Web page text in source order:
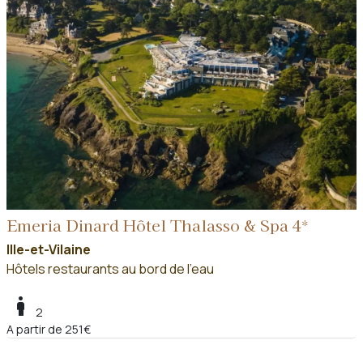
Emeria Dinard Hôtel Thalasso & Spa 4*
Ille-et-Vilaine
Hôtels restaurants au bord de l'eau
boy
2
A partir de 251€